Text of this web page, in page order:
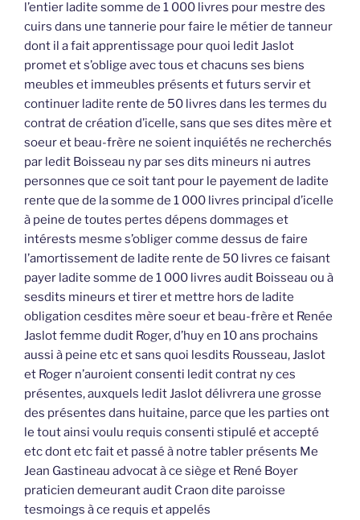
l’entier ladite somme de 1 000 livres pour mestre des
cuirs dans une tannerie pour faire le métier de tanneur
dont il a fait apprentissage pour quoi ledit Jaslot
promet et s’oblige avec tous et chacuns ses biens
meubles et immeubles présents et futurs servir et
continuer ladite rente de 50 livres dans les termes du
contrat de création d’icelle, sans que ses dites mère et
soeur et beau-frère ne soient inquiétés ne recherchés
par ledit Boisseau ny par ses dits mineurs ni autres
personnes que ce soit tant pour le payement de ladite
rente que de la somme de 1 000 livres principal d’icelle
à peine de toutes pertes dépens dommages et
intérests mesme s’obliger comme dessus de faire
l’amortissement de ladite rente de 50 livres ce faisant
payer ladite somme de 1 000 livres audit Boisseau ou à
sesdits mineurs et tirer et mettre hors de ladite
obligation cesdites mère soeur et beau-frère et Renée
Jaslot femme dudit Roger, d’huy en 10 ans prochains
aussi à peine etc et sans quoi lesdits Rousseau, Jaslot
et Roger n’auroient consenti ledit contrat ny ces
présentes, auxquels ledit Jaslot délivrera une grosse
des présentes dans huitaine, parce que les parties ont
le tout ainsi voulu requis consenti stipulé et accepté
etc dont etc fait et passé à notre tabler présents Me
Jean Gastineau advocat à ce siège et René Boyer
praticien demeurant audit Craon dite paroisse
tesmoings à ce requis et appelés